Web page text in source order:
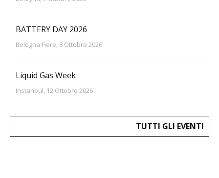
BATTERY DAY 2026
Bologna Fiere, 8 Ottobre 2026
Liquid Gas Week
Instanbul, 12 Ottobre 2026
TUTTI GLI EVENTI